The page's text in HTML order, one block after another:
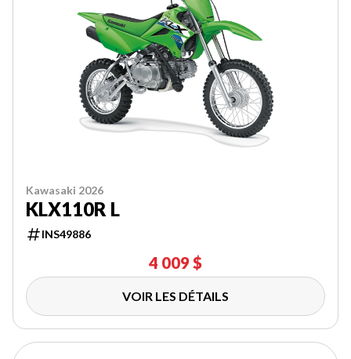
Kawasaki 2026
KLX110R L
INS49886
4 009 $
VOIR LES DÉTAILS